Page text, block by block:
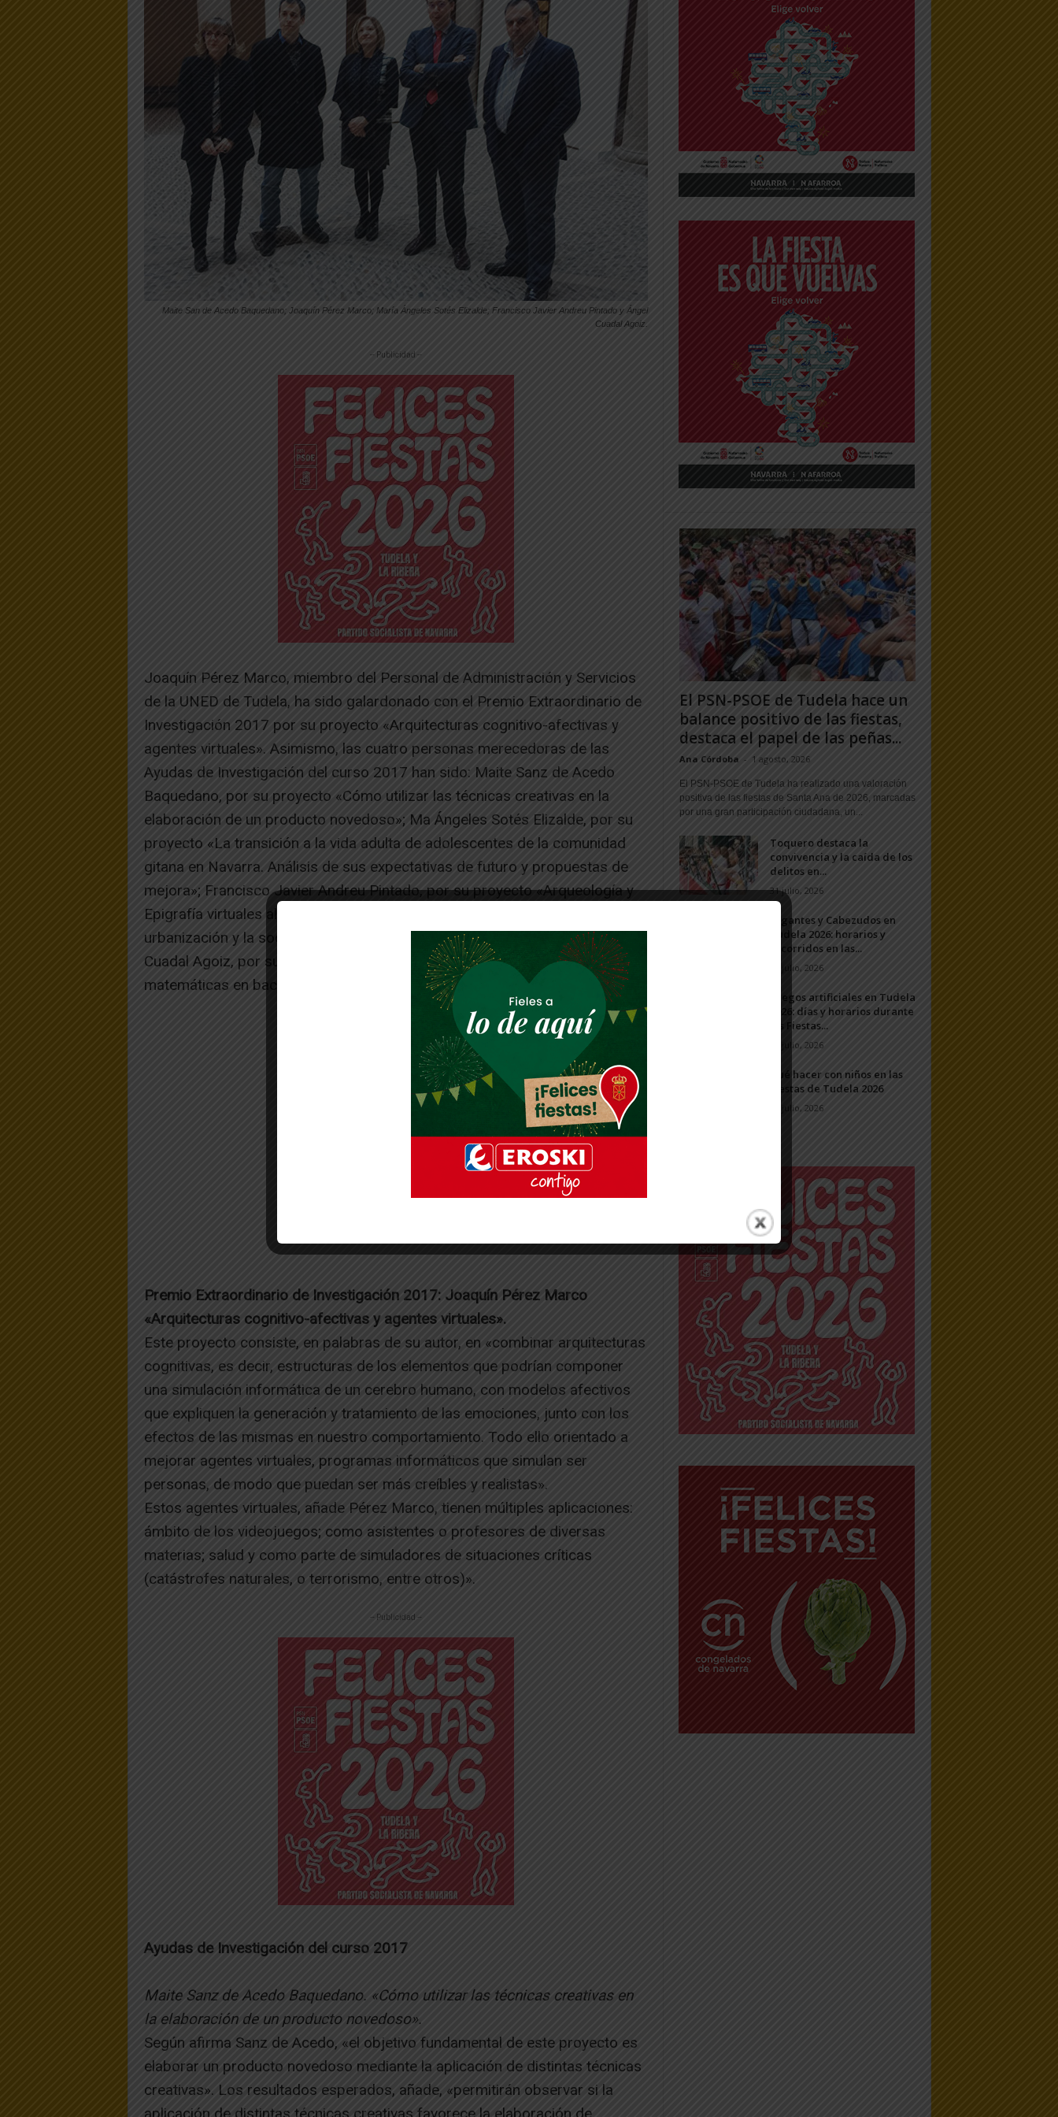
Maite San de Acedo Baquedano; Joaquín Pérez Marco; María Ángeles Sotés Elizalde; Francisco Javier Andreu Pintado y Ángel
Cuadal Agoiz.
-- Publicidad --
Joaquín Pérez Marco, miembro del Personal de Administración y Servicios
de la UNED de Tudela, ha sido galardonado con el Premio Extraordinario de
Investigación 2017 por su proyecto «Arquitecturas cognitivo-afectivas y
agentes virtuales». Asimismo, las cuatro personas merecedoras de las
Ayudas de Investigación del curso 2017 han sido: Maite Sanz de Acedo
Baquedano, por su proyecto «Cómo utilizar las técnicas creativas en la
elaboración de un producto novedoso»; Ma Ángeles Sotés Elizalde, por su
proyecto «La transición a la vida adulta de adolescentes de la comunidad
gitana en Navarra. Análisis de sus expectativas de futuro y propuestas de
mejora»; Francisco Javier Andreu Pintado, por su proyecto «Arqueología y
Epigrafía virtuales al servicio de la investigación sobre el proceso de
urbanización y la sociedad romana en territorio de Vascones» y Ángel
Cuadal Agoiz, por su proyecto «Errores frecuentes en el aprendizaje de las
matemáticas en bachillerato. Implicaciones para los estudios universitarios».
Premio Extraordinario de Investigación 2017: Joaquín Pérez Marco
«Arquitecturas cognitivo-afectivas y agentes virtuales».
Este proyecto consiste, en palabras de su autor, en «combinar arquitecturas
cognitivas, es decir, estructuras de los elementos que podrían componer
una simulación informática de un cerebro humano, con modelos afectivos
que expliquen la generación y tratamiento de las emociones, junto con los
efectos de las mismas en nuestro comportamiento. Todo ello orientado a
mejorar agentes virtuales, programas informáticos que simulan ser
personas, de modo que puedan ser más creíbles y realistas».
Estos agentes virtuales, añade Pérez Marco, tienen múltiples aplicaciones:
ámbito de los videojuegos; como asistentes o profesores de diversas
materias; salud y como parte de simuladores de situaciones críticas
(catástrofes naturales, o terrorismo, entre otros)».
-- Publicidad --
Ayudas de Investigación del curso 2017
Maite Sanz de Acedo Baquedano. «Cómo utilizar las técnicas creativas en
la elaboración de un producto novedoso».
Según afirma Sanz de Acedo, «el objetivo fundamental de este proyecto es
elaborar un producto novedoso mediante la aplicación de distintas técnicas
creativas». Los resultados esperados, añade, «permitirán observar si la
El PSN-PSOE de Tudela hace un
balance positivo de las fiestas,
destaca el papel de las peñas...
Ana Córdoba - 1 agosto, 2026
El PSN-PSOE de Tudela ha realizado una valoración
positiva de las fiestas de Santa Ana de 2026, marcadas
por una gran participación ciudadana, un...
Toquero destaca la
convivencia y la caída de los
delitos en...
31 julio, 2026
Gigantes y Cabezudos en
Tudela 2026: horarios y
recorridos en las...
25 julio, 2026
Fuegos artificiales en Tudela
2026: días y horarios durante
las Fiestas...
24 julio, 2026
Qué hacer con niños en las
Fiestas de Tudela 2026
23 julio, 2026